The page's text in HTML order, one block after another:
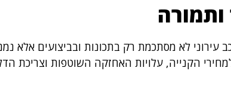
עירוני לא מסתכמת רק בתכונות ובביצועים אלא
הקנייה, עלויות האחזקה השוטפות וצריכת